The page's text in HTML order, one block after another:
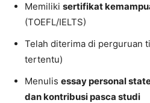
Memiliki sertifikat
(TOEFL/IELTS)
Telah diterima di perguruan
tertentu)
Menulis essay personal
dan kontribusi pasca studi